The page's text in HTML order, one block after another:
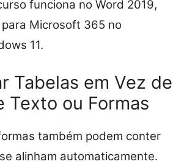
funciona no Word 2019,
Microsoft 365 no
11.
Tabelas em Vez de
Texto ou Formas
também podem conter
alinham automaticamente.